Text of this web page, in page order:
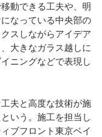
動できる工夫や、明
なっている中央部の
スしながらアイデア
大きなガラス越しに
ニングなどで表現し
夫と高度な技術が施
いう。施工を担当し
ブフロント東京ベイ